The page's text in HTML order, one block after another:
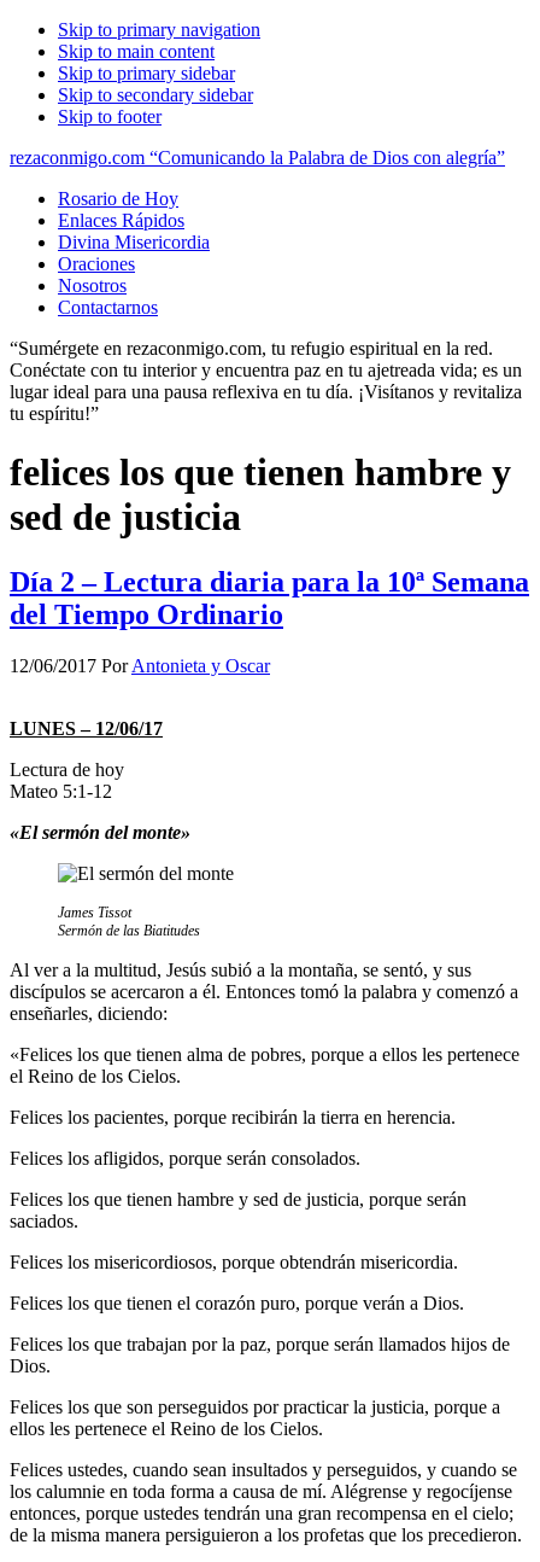
Skip to primary navigation
Skip to main content
Skip to primary sidebar
Skip to secondary sidebar
Skip to footer
rezaconmigo.com “Comunicando la Palabra de Dios con alegría”
Rosario de Hoy
Enlaces Rápidos
Divina Misericordia
Oraciones
Nosotros
Contactarnos
“Sumérgete en rezaconmigo.com, tu refugio espiritual en la red.
Conéctate con tu interior y encuentra paz en tu ajetreada vida; es un
lugar ideal para una pausa reflexiva en tu día. ¡Visítanos y revitaliza
tu espíritu!”
felices los que tienen hambre y
sed de justicia
Día 2 – Lectura diaria para la 10ª Semana
del Tiempo Ordinario
12/06/2017 PorAntonieta y Oscar
LUNES – 12/06/17
Lectura de hoy
Mateo 5:1-12
«El sermón del monte»
James Tissot
Sermón de las Biatitudes
Al ver a la multitud, Jesús subió a la montaña, se sentó, y sus
discípulos se acercaron a él. Entonces tomó la palabra y comenzó a
enseñarles, diciendo:
«Felices los que tienen alma de pobres, porque a ellos les pertenece
el Reino de los Cielos.
Felices los pacientes, porque recibirán la tierra en herencia.
Felices los afligidos, porque serán consolados.
Felices los que tienen hambre y sed de justicia, porque serán
saciados.
Felices los misericordiosos, porque obtendrán misericordia.
Felices los que tienen el corazón puro, porque verán a Dios.
Felices los que trabajan por la paz, porque serán llamados hijos de
Dios.
Felices los que son perseguidos por practicar la justicia, porque a
ellos les pertenece el Reino de los Cielos.
Felices ustedes, cuando sean insultados y perseguidos, y cuando se
los calumnie en toda forma a causa de mí. Alégrense y regocíjense
entonces, porque ustedes tendrán una gran recompensa en el cielo;
de la misma manera persiguieron a los profetas que los precedieron.